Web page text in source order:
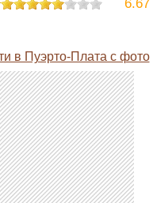
6.67
в Пуэрто-Плата с фото